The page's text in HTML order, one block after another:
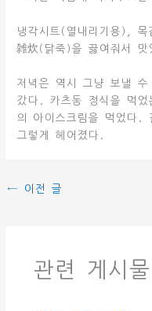
냉각시트(열내리기용),
雑炊(닭죽)을 끓여줘서 맛
저녁은 역시 그냥 보낼 수
갔다. 카츠동 정식을 먹
의 아이스크림을 먹었다.
그렇게 헤어졌다.
← 이전 글
관련 게시물